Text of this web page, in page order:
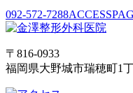
092-572-7288ACCESS
〒816-0933
福岡県大野城市瑞穂町1